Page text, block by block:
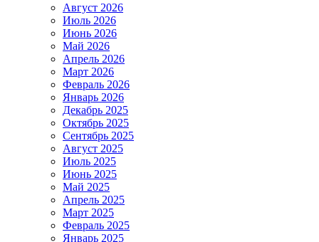
Август 2026
Июль 2026
Июнь 2026
Май 2026
Апрель 2026
Март 2026
Февраль 2026
Январь 2026
Декабрь 2025
Октябрь 2025
Сентябрь 2025
Август 2025
Июль 2025
Июнь 2025
Май 2025
Апрель 2025
Март 2025
Февраль 2025
Январь 2025